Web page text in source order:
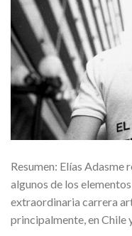
Resumen: Elías Adasme
algunos de los
extraordinaria carrera
principalmente, en Chile